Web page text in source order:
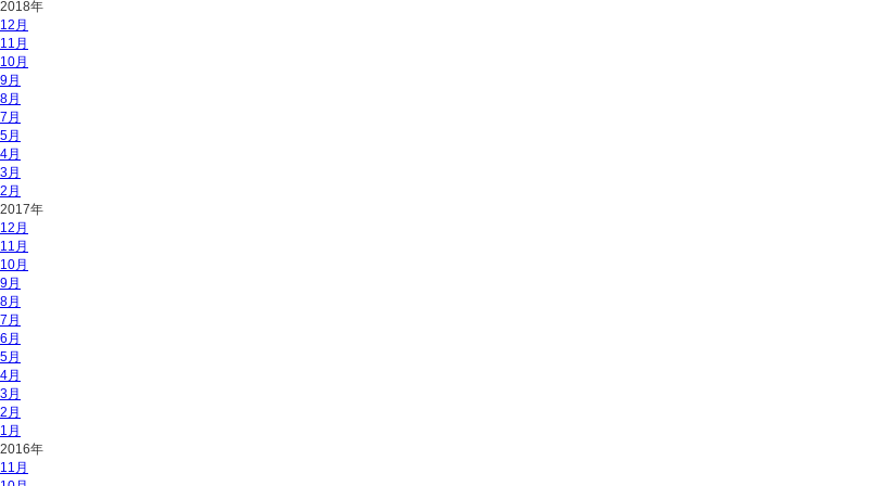
2018年
12月
11月
10月
9月
8月
7月
5月
4月
3月
2月
2017年
12月
11月
10月
9月
8月
7月
6月
5月
4月
3月
2月
1月
2016年
11月